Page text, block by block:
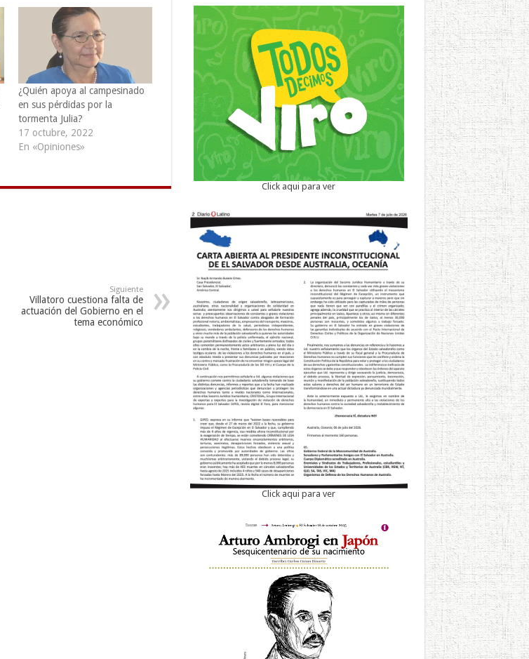
¿Quién apoya al campesinado
en sus pérdidas por la
tormenta Julia?
17 octubre, 2022
En «Opiniones»
Siguiente
Villatoro cuestiona falta de
actuación del Gobierno en el
tema económico
Click aqui para ver
Click aqui para ver